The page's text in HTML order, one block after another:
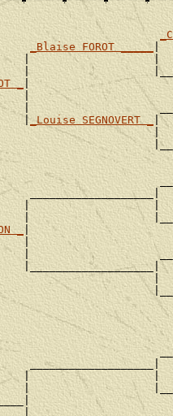
_Blaise FOROT _____ |
|                   |
|
_
|
|
|
_Louise SEGNOVERT _ |
|
|
_
|
|